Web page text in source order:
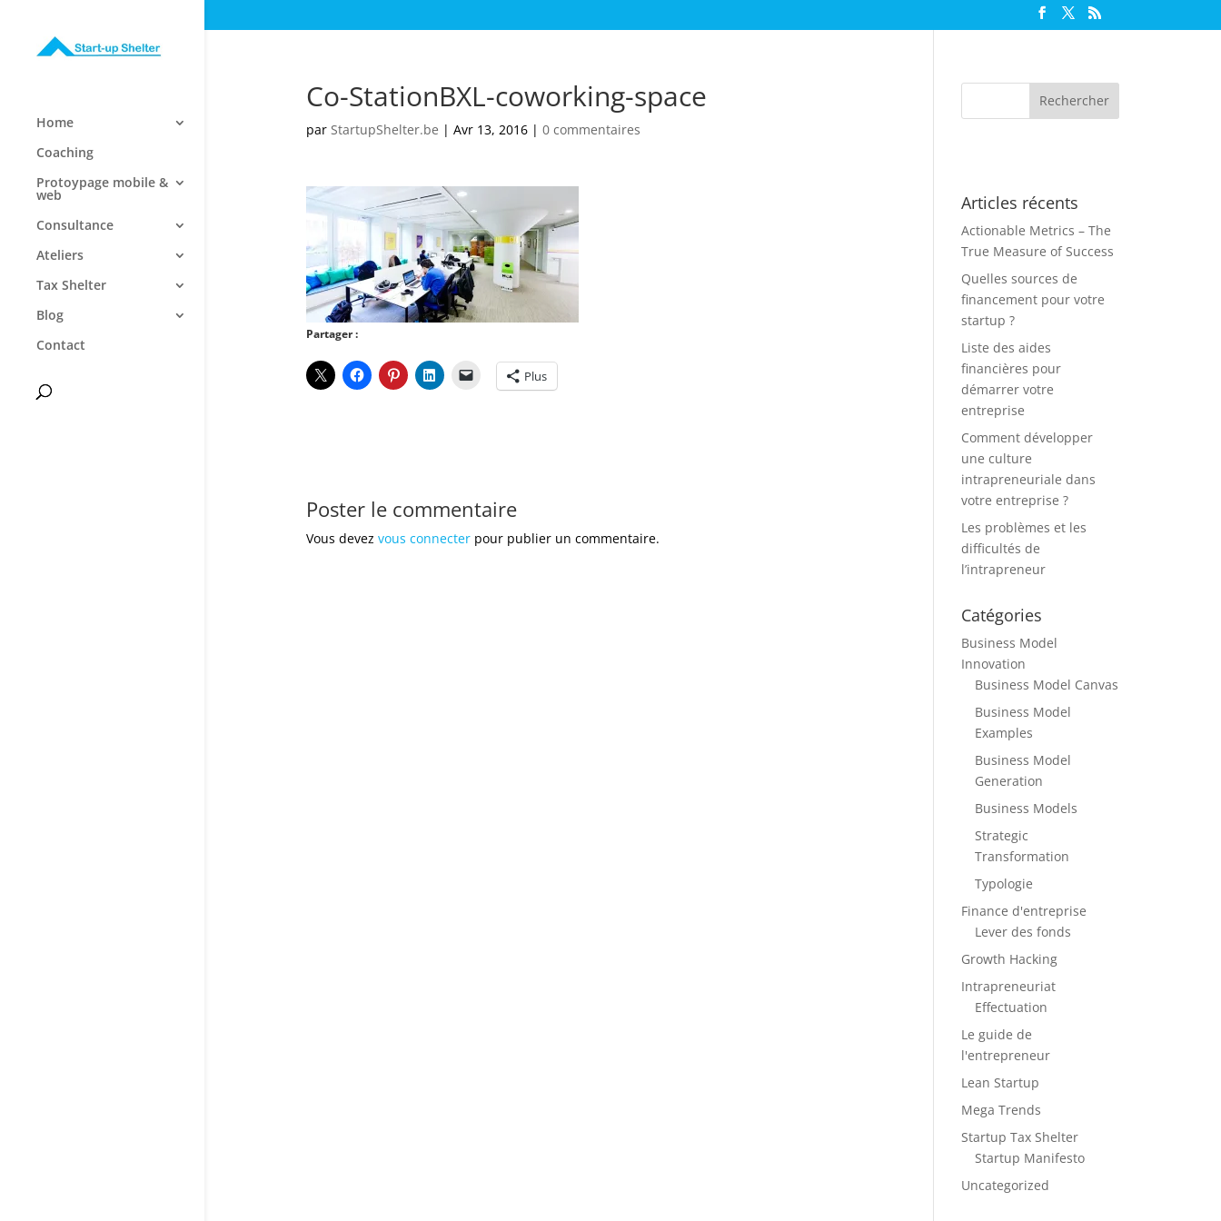
Home
Coaching
Protoypage mobile &
web
Consultance
Ateliers
Tax Shelter
Blog
Contact
Co-StationBXL-coworking-space
par StartupShelter.be | Avr 13, 2016| 0 commentaires
Partager :
Plus
Poster le commentaire
Vous devez vous connecterpour publier un commentaire.
Articles récents
Actionable Metrics – The
True Measure of Success
Quelles sources de
financement pour votre
startup ?
Liste des aides
financières pour
démarrer votre
entreprise
Comment développer
une culture
intrapreneuriale dans
votre entreprise ?
Les problèmes et les
difficultés de
l’intrapreneur
Catégories
Business Model
Innovation
Business Model Canvas
Business Model
Examples
Business Model
Generation
Business Models
Strategic
Transformation
Typologie
Finance d'entreprise
Lever des fonds
Growth Hacking
Intrapreneuriat
Effectuation
Le guide de
l'entrepreneur
Lean Startup
Mega Trends
Startup Tax Shelter
Startup Manifesto
Uncategorized